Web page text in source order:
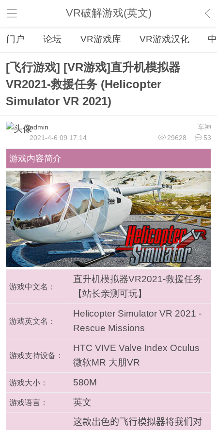
VR破解游戏(英文)
门户 论坛 VR游戏库 VR游戏汉化
[飞行游戏] [VR游戏]直升机模拟器
VR2021-救援任务 (Helicopter
Simulator VR 2021)
车神
admin
29628
53
2021-4-6 09:17:14
游戏内容简介
游戏中文名：
直升机模拟器VR2021-救援任务
【站长亲测可玩】
游戏英文名：
Helicopter Simulator VR 2021 -
Rescue Missions
游戏支持设备：
HTC VIVE Valve Index Oculus
微软MR 大朋VR
游戏大小： 580M
游戏语言： 英文
这款出色的飞行模拟器将我们对